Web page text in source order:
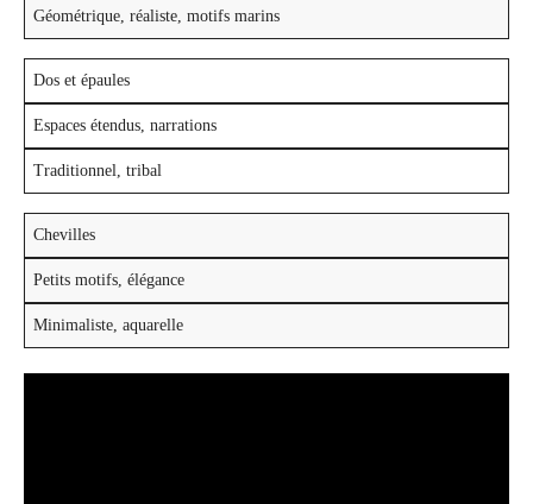
Géométrique, réaliste, motifs marins
Dos et épaules
Espaces étendus, narrations
Traditionnel, tribal
Chevilles
Petits motifs, élégance
Minimaliste, aquarelle